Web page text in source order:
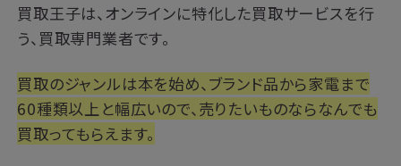
買取王子は、オンラインに特化した買取サービスを行
う、買取専門業者です。
買取のジャンルは本を始め、ブランド品から家電まで
60種類以上と幅広いので、売りたいものならなんでも
買取ってもらえます。